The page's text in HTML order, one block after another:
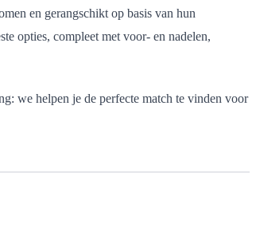
en gerangschikt op basis van hun
opties, compleet met voor- en nadelen,
we helpen je de perfecte match te vinden voor